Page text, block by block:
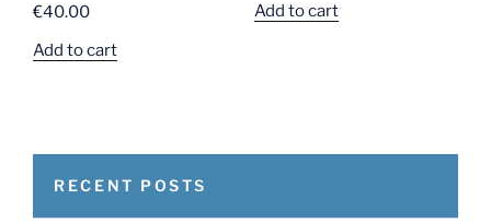
€40.00
Add to cart
Add to cart
RECENT POSTS